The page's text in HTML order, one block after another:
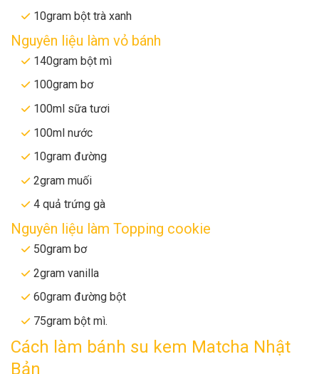
10gram bột trà xanh
Nguyên liệu làm vỏ bánh
140gram bột mì
100gram bơ
100ml sữa tươi
100ml nước
10gram đường
2gram muối
4 quả trứng gà
Nguyên liệu làm Topping cookie
50gram bơ
2gram vanilla
60gram đường bột
75gram bột mì.
Cách làm bánh su kem Matcha Nhật
Bản